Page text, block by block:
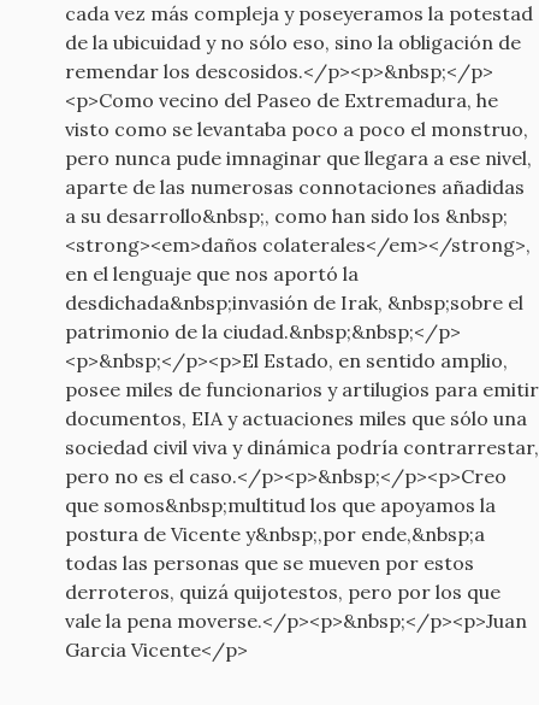
cada vez más compleja y poseyeramos la potestad
de la ubicuidad y no sólo eso, sino la obligación de
remendar los descosidos.</p><p>&nbsp;</p>
<p>Como vecino del Paseo de Extremadura, he
visto como se levantaba poco a poco el monstruo,
pero nunca pude imnaginar que llegara a ese nivel,
aparte de las numerosas connotaciones añadidas
a su desarrollo&nbsp;, como han sido los &nbsp;
<strong><em>daños colaterales</em></strong>,
en el lenguaje que nos aportó la
desdichada&nbsp;invasión de Irak, &nbsp;sobre el
patrimonio de la ciudad.&nbsp;&nbsp;</p>
<p>&nbsp;</p><p>El Estado, en sentido amplio,
posee miles de funcionarios y artilugios para emitir
documentos, EIA y actuaciones miles que sólo una
sociedad civil viva y dinámica podría contrarrestar,
pero no es el caso.</p><p>&nbsp;</p><p>Creo
que somos&nbsp;multitud los que apoyamos la
postura de Vicente y&nbsp;,por ende,&nbsp;a
todas las personas que se mueven por estos
derroteros, quizá quijotestos, pero por los que
vale la pena moverse.</p><p>&nbsp;</p><p>Juan
Garcia Vicente</p>